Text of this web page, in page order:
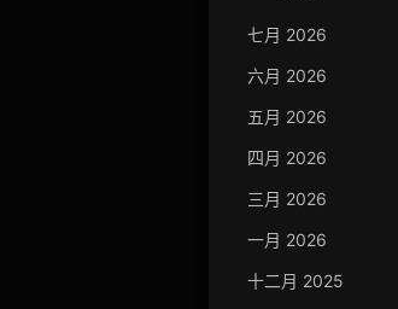
七月 2026
六月 2026
五月 2026
四月 2026
三月 2026
一月 2026
十二月 2025